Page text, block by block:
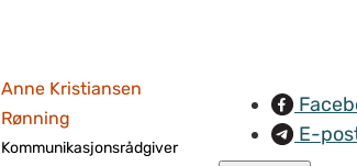
Anne Kristiansen
Rønning
Kommunikasjonsrådgiver
E-